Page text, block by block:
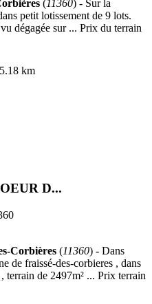
(11360) - Sur la
petit lotissement de 9 lots.
dégagée sur ... Prix du terrain
5.18 km
D...
Corbières (11360) - Dans
de fraissé-des-corbieres , dans
terrain de 2497m² ... Prix terrain